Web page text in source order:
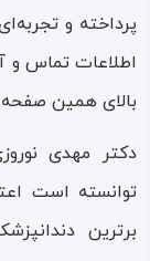
پرداخته و
اطلاعات تماس و
بالای همین صفحه
دکتر مهدی
توانسته است
برترین